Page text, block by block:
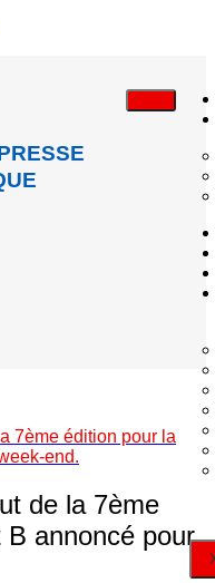
7ème édition pour la
end.
de la 7ème
annoncé pour